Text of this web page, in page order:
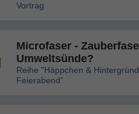
Vortrag
Microfaser -
Umweltsünde?
Reihe "Häppchen &
Feierabend"